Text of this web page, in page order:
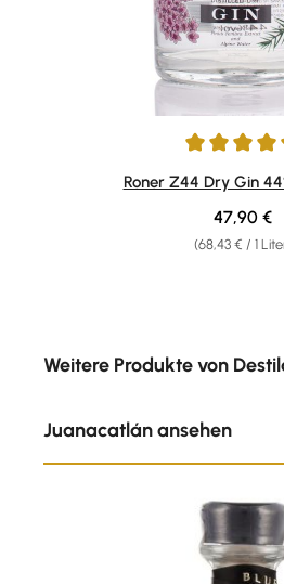
Durchschnittliche Bewertung von
Roner Z44 Dry Gin
(68,43 € / 1
Regulärer
47,90 €
Weitere Produkte von
Juanacatlán ansehen